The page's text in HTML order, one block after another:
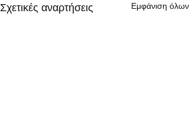
Σχετικές αναρτήσεις Εμφάνιση όλων